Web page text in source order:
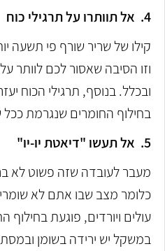
4. אל תוותרו על תרגילי כוח
קילו של שריר שורף פי תשעה
וזו הסיבה שאסור לכם לוותר
ובכלל. בנוסף, תרגילי הכוח
בחילוף החומרים שנגרמת
5. אל תעשו "דיאטת יו-יו"
מעבר לעובדה שזה פשוט לא
כלומר מצב שבו אתם לא
עולים ויורדים, פוגעת בחילוף
במשקל יש ירידה בשומן